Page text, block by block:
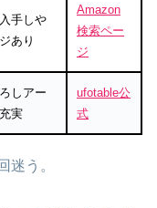
手しや
あり
Amazon
検索ペー
ジ
しアー
実
ufotable公
式
迷う。